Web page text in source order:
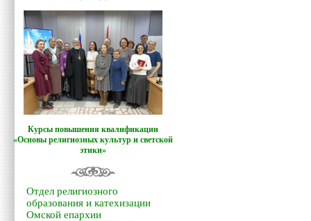
Курсы повышения квалификации
«Основы религиозных культур и светской
этики»
Отдел религиозного
образования и катехизации
Омской епархии